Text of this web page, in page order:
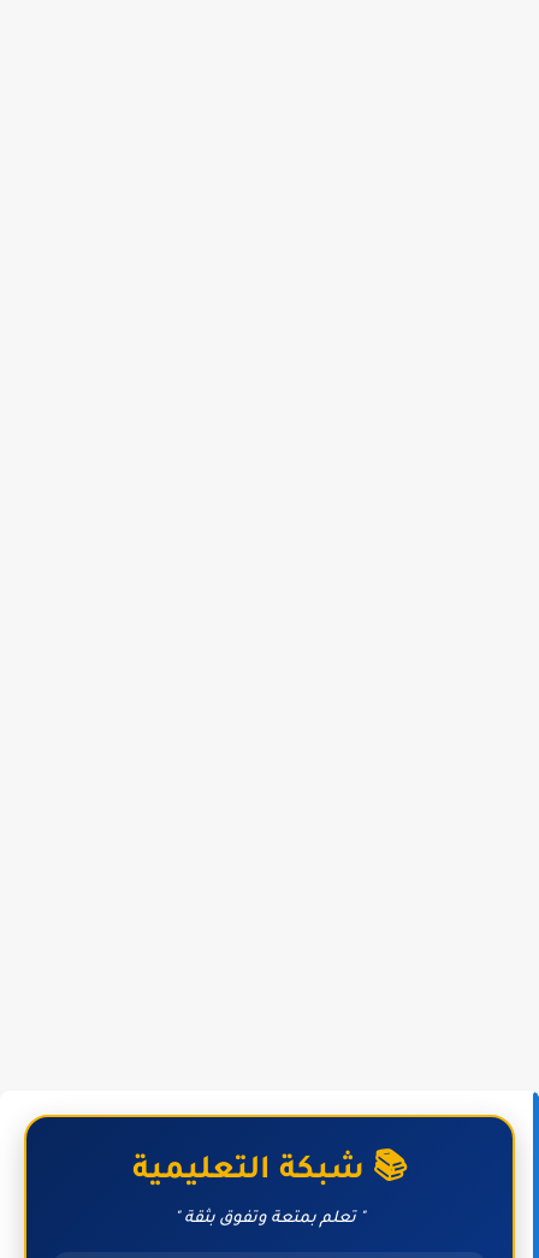
📚 شبكة التعليمية
" تعلم بمتعة وتفوق بثقة "